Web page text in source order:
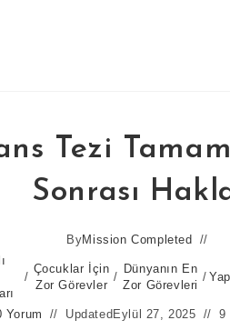
Tezi
Sonrası
ByMission Completed
/
Çocuklar İçin
Zor Görevler
/
Dünyanın En
Zor Görevleri
/
Yorum Updated Eylül 27, 2025 9